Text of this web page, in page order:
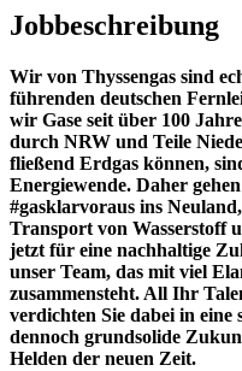
Jobbeschreibung
Wir von Thyssengas sind
führenden deutschen
wir Gase seit über 100
durch NRW und Teile
fließend Erdgas können,
Energiewende. Daher
#gasklarvoraus ins
Transport von Wasserstoff
jetzt für eine nachhaltige
unser Team, das mit viel
zusammensteht. All Ihr
verdichten Sie dabei in eine
dennoch grundsolide
Helden der neuen Zeit.